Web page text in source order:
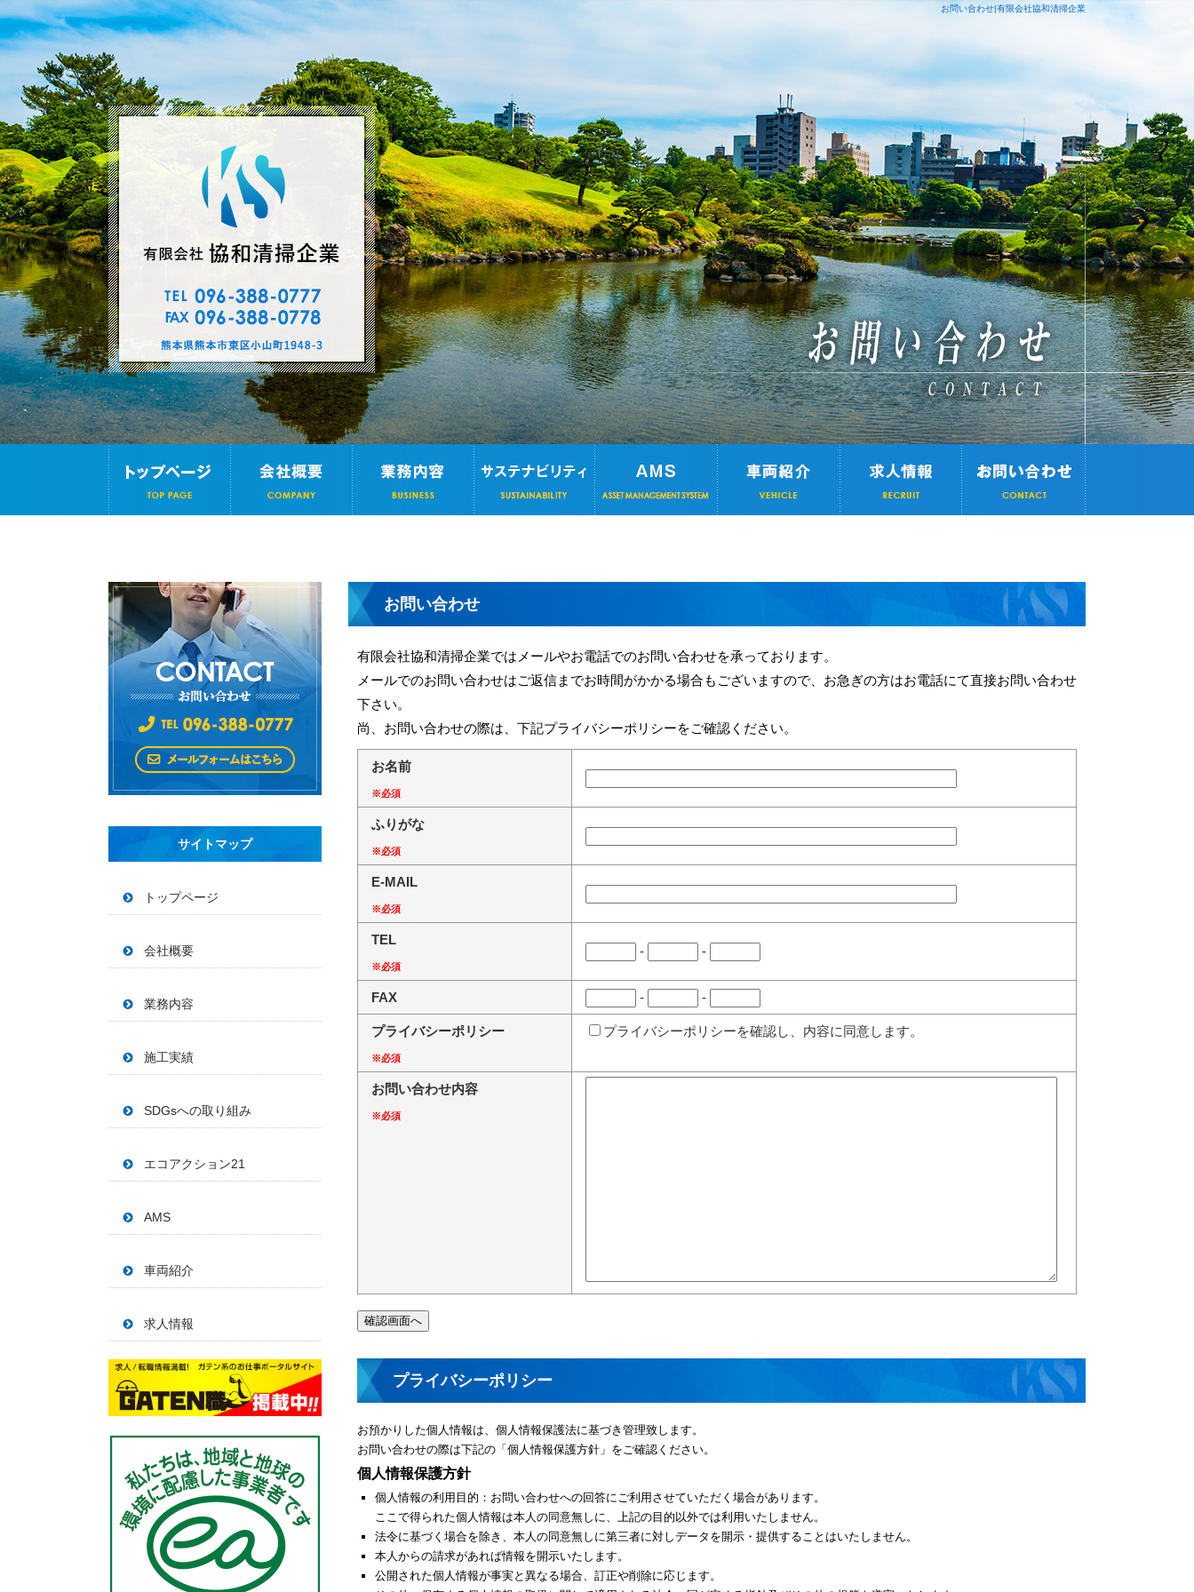
お問い合わせ|有限会社協和清掃企業
サイトマップ
トップページ
会社概要
業務内容
施工実績
SDGsへの取り組み
エコアクション21
AMS
車両紹介
求人情報
お問い合わせ
有限会社協和清掃企業ではメールやお電話でのお問い合わせを承っております。
メールでのお問い合わせはご返信までお時間がかかる場合もございますので、お急ぎの方はお電話にて直接お問い合わせ
下さい。
尚、お問い合わせの際は、下記プライバシーポリシーをご確認ください。
お名前
※必須
ふりがな
※必須
E-MAIL
※必須
TEL
※必須
- -
FAX - -
プライバシーポリシー
※必須
プライバシーポリシーを確認し、内容に同意します。
お問い合わせ内容
※必須
プライバシーポリシー
お預かりした個人情報は、個人情報保護法に基づき管理致します。
お問い合わせの際は下記の「個人情報保護方針」をご確認ください。
個人情報保護方針
個人情報の利用目的：お問い合わせへの回答にご利用させていただく場合があります。
ここで得られた個人情報は本人の同意無しに、上記の目的以外では利用いたしません。
法令に基づく場合を除き、本人の同意無しに第三者に対しデータを開示・提供することはいたしません。
本人からの請求があれば情報を開示いたします。
公開された個人情報が事実と異なる場合、訂正や削除に応じます。